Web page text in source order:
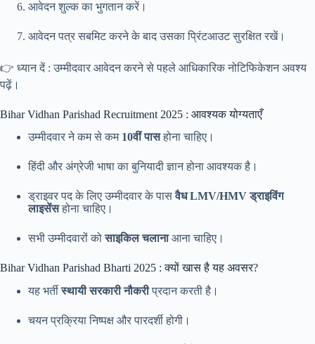
आवेदन शुल्क का भुगतान करें।
आवेदन पत्र सबमिट करने के बाद उसका प्रिंटआउट सुरक्षित रखें।
👉 ध्यान दें : उम्मीदवार आवेदन करने से पहले आधिकारिक नोटिफिकेशन अवश्य
पढ़ें।
Bihar Vidhan Parishad Recruitment 2025 : आवश्यक योग्यताएँ
उम्मीदवार ने कम से कम 10वीं पासहोना चाहिए।
हिंदी और अंग्रेजी भाषा का बुनियादी ज्ञान होना आवश्यक है।
ड्राइवर पद के लिए उम्मीदवार के पासवैध LMV/HMV ड्राइविंग
लाइसेंसहोना चाहिए।
सभी उम्मीदवारों कोसाइकिल चलानाआना चाहिए।
Bihar Vidhan Parishad Bharti 2025 : क्यों खास है यह अवसर?
यह भर्तीस्थायी सरकारी नौकरीप्रदान करती है।
चयन प्रक्रिया निष्पक्ष और पारदर्शी होगी।